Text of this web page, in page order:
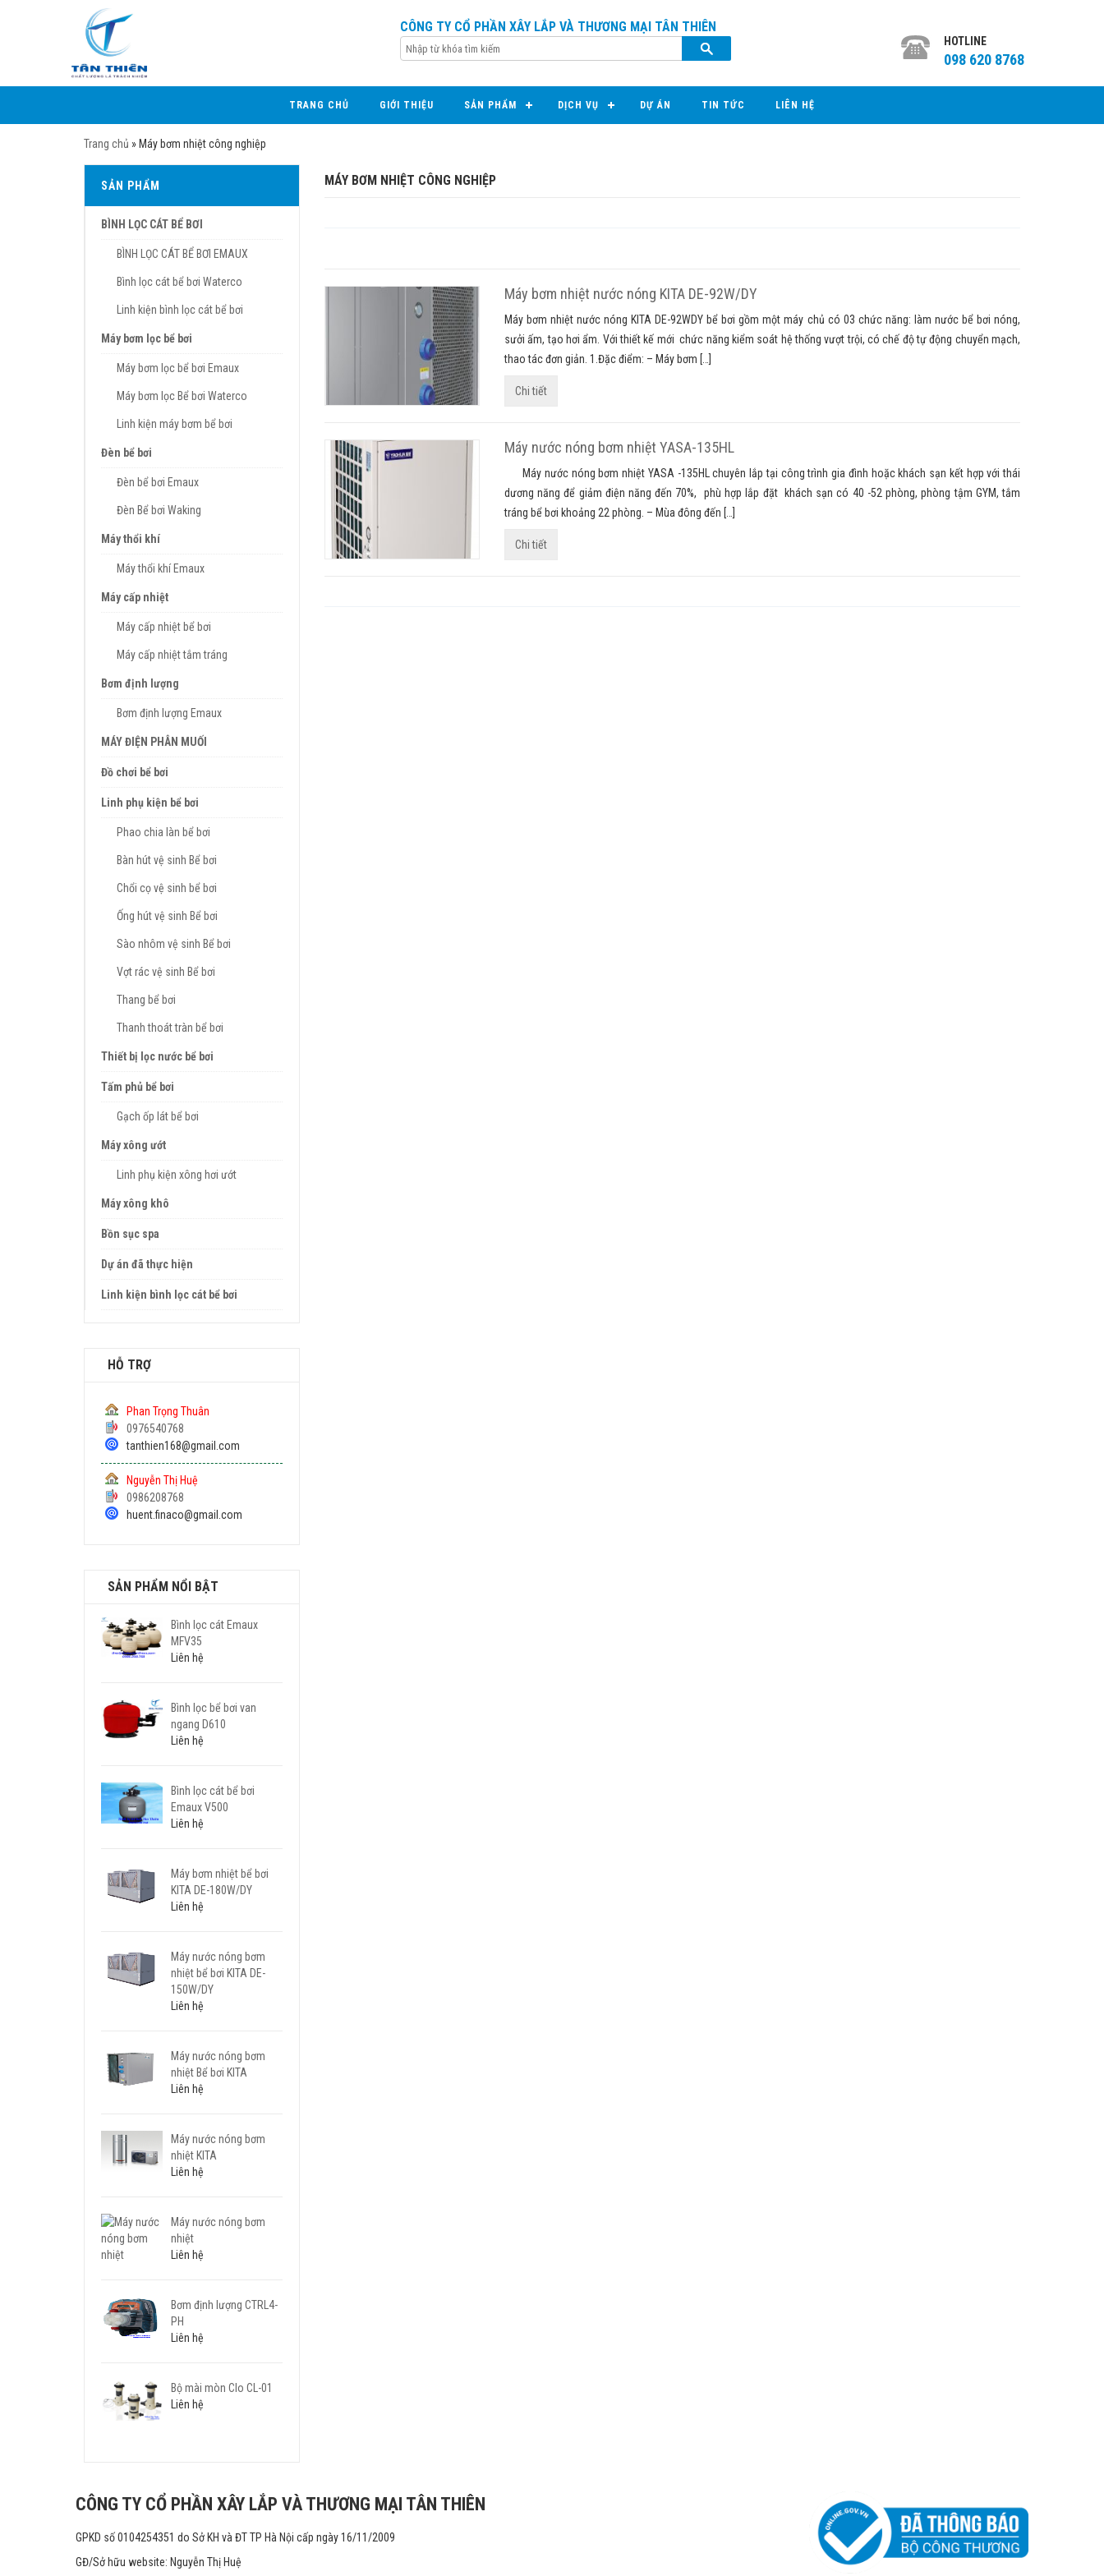
CÔNG TY CỔ PHẦN XÂY LẮP VÀ THƯƠNG MẠI TÂN THIÊN
HOTLINE
098 620 8768
TRANG CHỦ GIỚI THIỆU SẢN PHẨM DỊCH VỤ DỰ ÁN TIN TỨC LIÊN HỆ
Trang chủ » Máy bơm nhiệt công nghiệp
SẢN PHẨM
BÌNH LỌC CÁT BỂ BƠI
BÌNH LỌC CÁT BỂ BƠI EMAUX
Bình lọc cát bể bơi Waterco
Linh kiện bình lọc cát bể bơi
Máy bơm lọc bể bơi
Máy bơm lọc bể bơi Emaux
Máy bơm lọc Bể bơi Waterco
Linh kiện máy bơm bể bơi
Đèn bể bơi
Đèn bể bơi Emaux
Đèn Bể bơi Waking
Máy thổi khí
Máy thổi khí Emaux
Máy cấp nhiệt
Máy cấp nhiệt bể bơi
Máy cấp nhiệt tắm tráng
Bơm định lượng
Bơm định lượng Emaux
MÁY ĐIỆN PHÂN MUỐI
Đồ chơi bể bơi
Linh phụ kiện bể bơi
Phao chia làn bể bơi
Bàn hút vệ sinh Bể bơi
Chổi cọ vệ sinh bể bơi
Ống hút vệ sinh Bể bơi
Sào nhôm vệ sinh Bể bơi
Vợt rác vệ sinh Bể bơi
Thang bể bơi
Thanh thoát tràn bể bơi
Thiết bị lọc nước bể bơi
Tấm phủ bể bơi
Gạch ốp lát bể bơi
Máy xông ướt
Linh phụ kiện xông hơi ướt
Máy xông khô
Bồn sục spa
Dự án đã thực hiện
Linh kiện bình lọc cát bể bơi
HỖ TRỢ
Phan Trọng Thuân
0976540768
tanthien168@gmail.com
Nguyễn Thị Huệ
0986208768
huent.finaco@gmail.com
SẢN PHẨM NỔI BẬT
Bình lọc cát Emaux
MFV35
Liên hệ
Bình lọc bể bơi van
ngang D610
Liên hệ
Bình lọc cát bể bơi
Emaux V500
Liên hệ
Máy bơm nhiệt bể bơi
KITA DE-180W/DY
Liên hệ
Máy nước nóng bơm
nhiệt bể bơi KITA DE-
150W/DY
Liên hệ
Máy nước nóng bơm
nhiệt Bể bơi KITA
Liên hệ
Máy nước nóng bơm
nhiệt KITA
Liên hệ
Máy nước nóng bơm
nhiệt
Liên hệ
Bơm định lượng CTRL4-
PH
Liên hệ
Bộ mài mòn Clo CL-01
Liên hệ
MÁY BƠM NHIỆT CÔNG NGHIỆP
Máy bơm nhiệt nước nóng KITA DE-92W/DY
Máy bơm nhiệt nước nóng KITA DE-92WDY bể bơi gồm một máy chủ có 03 chức năng: làm nước bể bơi nóng,
sưởi ấm, tạo hơi ẩm. Với thiết kế mới chức năng kiểm soát hệ thống vượt trội, có chế độ tự động chuyển mạch,
thao tác đơn giản. 1.Đặc điểm: – Máy bơm […]
Chi tiết
Máy nước nóng bơm nhiệt YASA-135HL
Máy nước nóng bơm nhiệt YASA -135HL chuyên lắp tại công trình gia đình hoặc khách sạn kết hợp với thái
dương năng để giảm điện năng đến 70%, phù hợp lắp đặt khách sạn có 40 -52 phòng, phòng tậm GYM, tắm
tráng bể bơi khoảng 22 phòng. – Mùa đông đến […]
Chi tiết
CÔNG TY CỔ PHẦN XÂY LẮP VÀ THƯƠNG MẠI TÂN THIÊN
GPKD số 0104254351 do Sở KH và ĐT TP Hà Nội cấp ngày 16/11/2009
GĐ/Sở hữu website: Nguyễn Thị Huệ